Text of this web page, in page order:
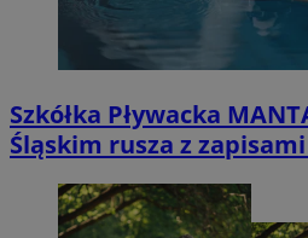
Szkółka Pływacka
Śląskim rusza z